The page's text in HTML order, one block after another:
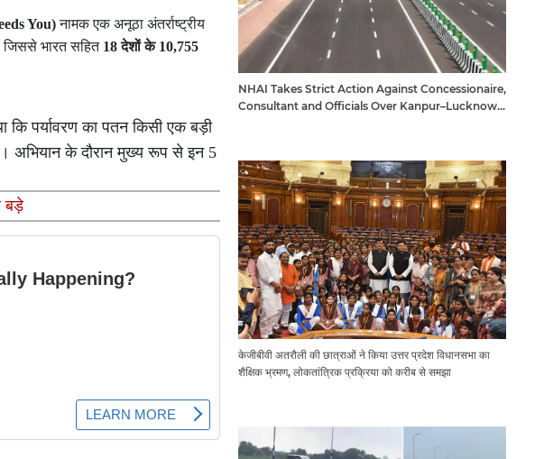
You)नामक एक अनूठा अंतर्राष्ट्रीय
भारत सहित 18 देशों के 10,755
कि पर्यावरण का पतन किसी एक बड़ी
अभियान के दौरान मुख्य रूप से इन 5
बड़े
NHAI Takes Strict Action Against Concessionaire,
Consultant and Officials Over Kanpur–Lucknow
केजीबीवी अतरौली की छात्राओं ने किया उत्तर प्रदेश विधानसभा का
शैक्षिक भ्रमण, लोकतांत्रिक प्रक्रिया को करीब से समझा